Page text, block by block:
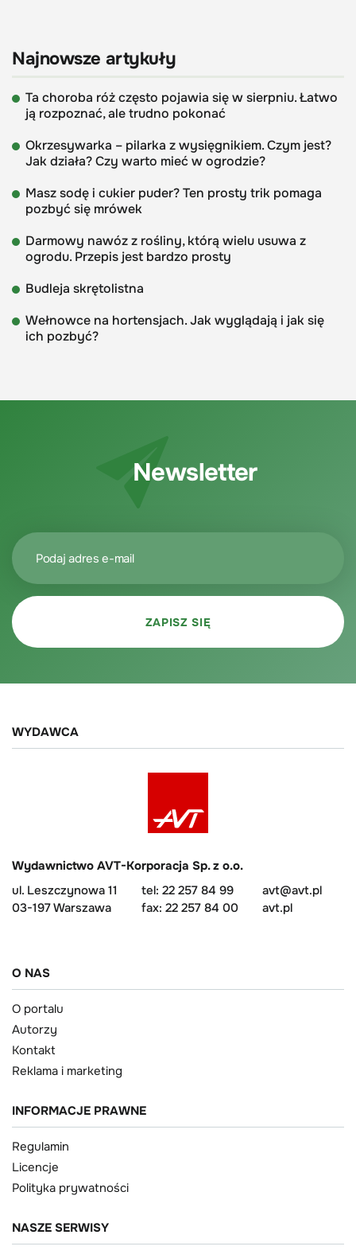
Najnowsze artykuły
Ta choroba róż często pojawia się w sierpniu. Łatwo
ją rozpoznać, ale trudno pokonać
Okrzesywarka – pilarka z wysięgnikiem. Czym jest?
Jak działa? Czy warto mieć w ogrodzie?
Masz sodę i cukier puder? Ten prosty trik pomaga
pozbyć się mrówek
Darmowy nawóz z rośliny, którą wielu usuwa z
ogrodu. Przepis jest bardzo prosty
Budleja skrętolistna
Wełnowce na hortensjach. Jak wyglądają i jak się
ich pozbyć?
Newsletter
WYDAWCA
Wydawnictwo AVT-Korporacja Sp. z o.o.
ul. Leszczynowa 11
03-197 Warszawa
tel: 22 257 84 99
fax: 22 257 84 00
avt@avt.pl
avt.pl
O NAS
O portalu
Autorzy
Kontakt
Reklama i marketing
INFORMACJE PRAWNE
Regulamin
Licencje
Polityka prywatności
NASZE SERWISY